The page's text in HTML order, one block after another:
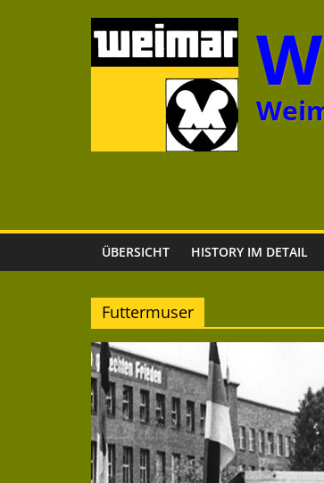
ÜBERSICHT HISTORY IM DETAIL
Futtermuser